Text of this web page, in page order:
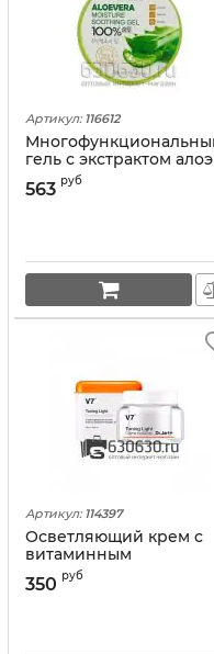
Артикул: 116612
гель с экстрактом алоэ
Aloe Vera Moisture
Soothing Gel 100% (
563 руб
Артикул: 114397
Осветляющий крем с
витаминным
комплексом DR. JART+
"V7 TONING LIGHT" 15 ml
350 руб